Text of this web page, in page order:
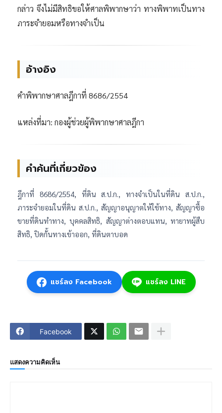
กล่าว จึงไม่มีสิทธิขอให้ศาลพิพากษาว่า ทางพิพาทเป็นทาง
ภาระจำยอมหรือทางจำเป็น
อ้างอิง
คำพิพากษาศาลฎีกาที่ 8686/2554
แหล่งที่มา: กองผู้ช่วยผู้พิพากษาศาลฎีกา
คำค้นที่เกี่ยวข้อง
ฎีกาที่ 8686/2554, ที่ดิน ส.ป.ก., ทางจำเป็นในที่ดิน ส.ป.ก.,
ภาระจำยอมในที่ดิน ส.ป.ก., สัญญาอนุญาตให้ใช้ทาง, สัญญาซื้อ
ขายที่ดินทำทาง, บุคคลสิทธิ, สัญญาต่างตอบแทน, ทายาทผู้สืบ
สิทธิ, ปิดกั้นทางเข้าออก, ที่ดินตาบอด
แชร์ลง Facebook แชร์ลง LINE
Facebook
แสดงความคิดเห็น